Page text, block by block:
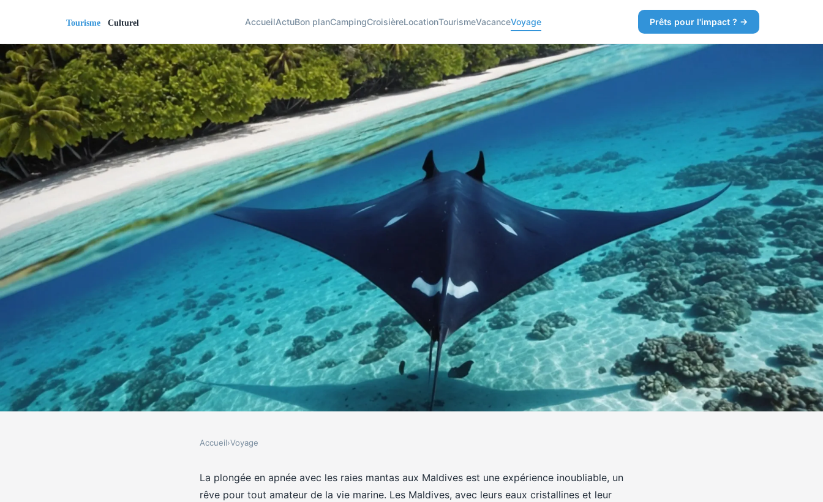
AccueilActuBon planCampingCroisièreLocationTourismeVacanceVoyage Prêts pour l'impact ? →
Quels sont les meilleurs spots pour faire
Accueil›Voyage
La plongée en apnée avec les raies mantas aux Maldives est une expérience inoubliable, un
rêve pour tout amateur de la vie marine. Les Maldives, avec leurs eaux cristallines et leur